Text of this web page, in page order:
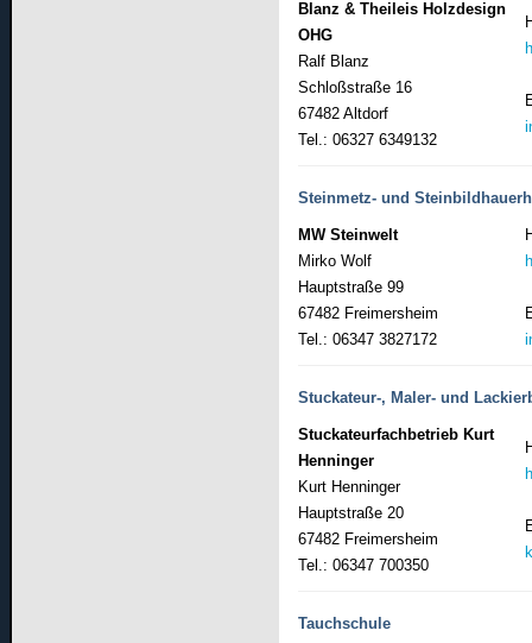
Blanz & Theileis Holzdesign
OHG
Ralf Blanz
Schloßstraße 16
67482 Altdorf
Tel.: 06327 6349132
Steinmetz- und
MW Steinwelt
Mirko Wolf
Hauptstraße 99
67482 Freimersheim
Tel.: 06347 3827172
Stuckateur-, Maler- und
Stuckateurfachbetrieb Kurt
Henninger
Kurt Henninger
Hauptstraße 20
67482 Freimersheim
Tel.: 06347 700350
Tauchschule